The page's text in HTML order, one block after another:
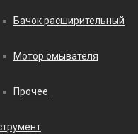
Бачок расширительный
Мотор омывателя
Прочее